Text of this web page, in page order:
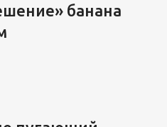
банана